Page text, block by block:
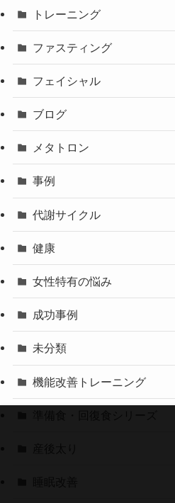
トレーニング
ファスティング
フェイシャル
ブログ
メタトロン
事例
代謝サイクル
健康
女性特有の悩み
成功事例
未分類
機能改善トレーニング